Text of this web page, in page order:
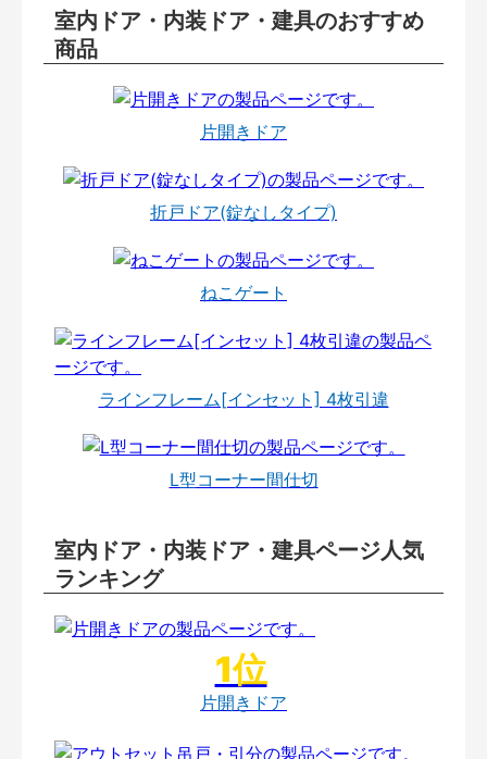
室内ドア・内装ドア・建具のおすすめ
商品
片開きドア
折戸ドア(錠なしタイプ)
ねこゲート
ラインフレーム[インセット] 4枚引違
L型コーナー間仕切
室内ドア・内装ドア・建具ページ人気
ランキング
片開きドア